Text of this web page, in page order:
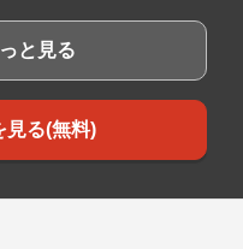
と見る
見る(無料)